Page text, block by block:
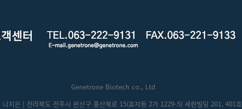
Genetrone Biotech co., Ltd
지은 | 전라북도 전주시 완산구 홍산북로 15(효자동 2가 1229-5) 세현빌딩 201, 401호